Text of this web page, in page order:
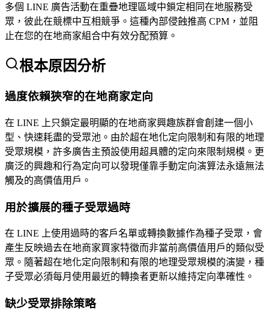
多個 LINE 廣告活動在重疊地理區域中鎖定相同在地服務受
眾，彼此在競標中互相競爭。這種內部侵蝕推高 CPM，並阻
止在您的在地商家組合中有效分配預算。
根本原因分析
過度依賴狹窄的在地商家定向
在 LINE 上只鎖定最明顯的在地商家興趣族群會創建一個小
型、快速耗盡的受眾池。由於超在地化定向限制和有限的地理
受眾規模，許多廣告主預設使用超具體的定向來限制規模。更
廣泛的興趣和行為定向可以發現僅靠手動定向演算法永遠無法
觸及的高價值用戶。
用於擴展的種子受眾過時
在 LINE 上使用過時的客戶名單或轉換數據作為種子受眾，會
產生反映過去在地商家買家特徵而非當前高價值用戶的類似受
眾。隨著超在地化定向限制和有限的地理受眾規模的演變，種
子受眾必須每月使用最近的轉換者更新以維持定向準確性。
缺少受眾排除策略